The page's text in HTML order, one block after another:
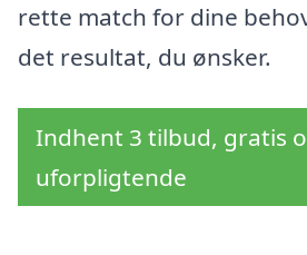
rette match for dine
det resultat, du ønsker.
Indhent 3 tilbud, gratis
uforpligtende